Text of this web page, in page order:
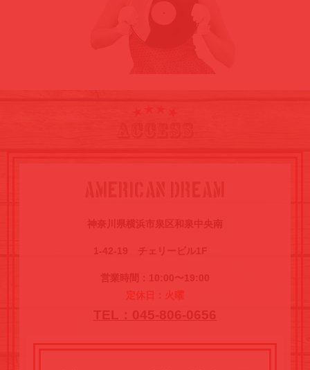
神奈川県横浜市泉区和泉中央南
1-42-19 チ ェリービル1F
営業時間：10:00〜19:00
定休日：火曜
TEL：045-806-0656